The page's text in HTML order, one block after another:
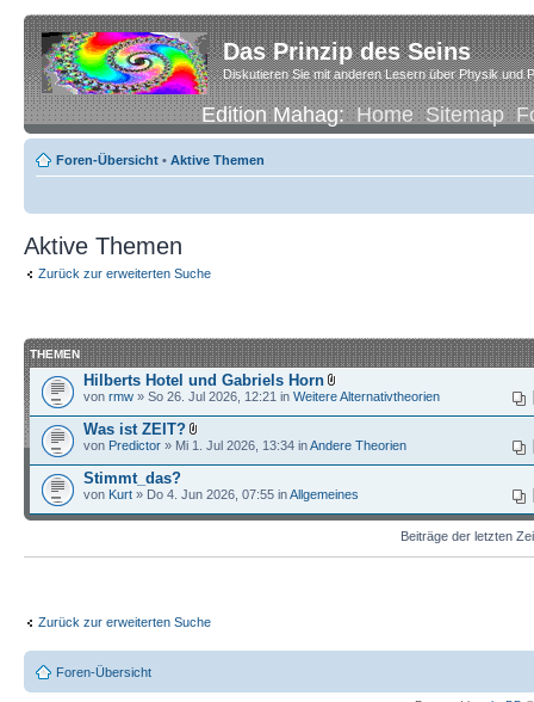
Das Prinzip des Seins
Diskutieren Sie mit anderen Lesern über Physik und
Edition Mahag:Home Sitemap
Foren-Übersicht • Aktive Themen
Aktive Themen
Zurück zur erweiterten Suche
THEMEN
Hilberts Hotel und Gabriels Horn
von rmw » So 26. Jul 2026, 12:21 in Weitere Alternativtheorien
Was ist ZEIT?
von Predictor » Mi 1. Jul 2026, 13:34 inAndere Theorien
Stimmt_das?
von Kurt » Do 4. Jun 2026, 07:55 inAllgemeines
Beiträge der letzten
Zurück zur erweiterten Suche
Foren-Übersicht